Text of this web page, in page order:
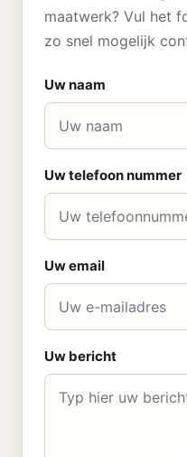
maatwerk? Vul het
zo snel mogelijk
Uw naam
Uw telefoon nummer
Uw email
Uw bericht